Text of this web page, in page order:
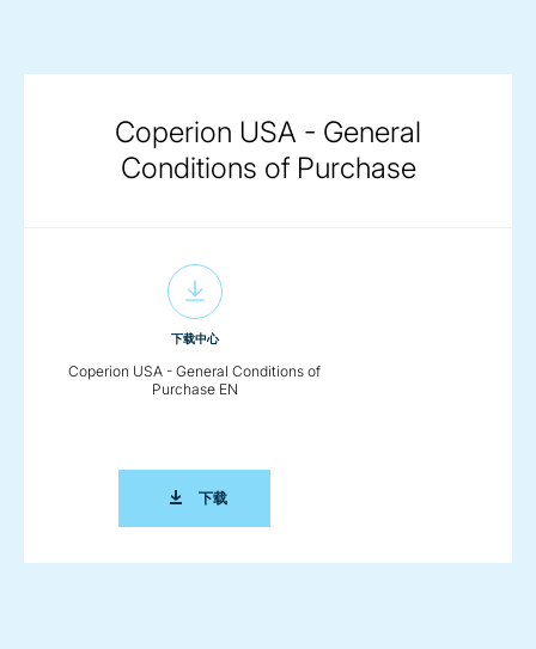
Coperion USA - General
Conditions of Purchase
下载中心
Coperion USA - General Conditions of
Purchase EN
下载COPERION USA - GENERAL CONDITIONS